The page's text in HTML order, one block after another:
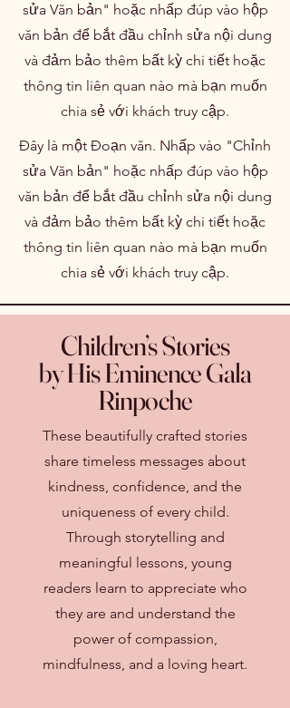
sửa Văn bản" hoặc nhấp đúp vào hộp
văn bản để bắt đầu chỉnh sửa nội dung
và đảm bảo thêm bất kỳ chi tiết hoặc
thông tin liên quan nào mà bạn muốn
chia sẻ với khách truy cập.
Đây là một Đoạn văn. Nhấp vào "Chỉnh
sửa Văn bản" hoặc nhấp đúp vào hộp
văn bản để bắt đầu chỉnh sửa nội dung
và đảm bảo thêm bất kỳ chi tiết hoặc
thông tin liên quan nào mà bạn muốn
chia sẻ với khách truy cập.
Children’s Stories
by His Eminence Gala
Rinpoche
These beautifully crafted stories
share timeless messages about
kindness, confidence, and the
uniqueness of every child.
Through storytelling and
meaningful lessons, young
readers learn to appreciate who
they are and understand the
power of compassion,
mindfulness, and a loving heart.